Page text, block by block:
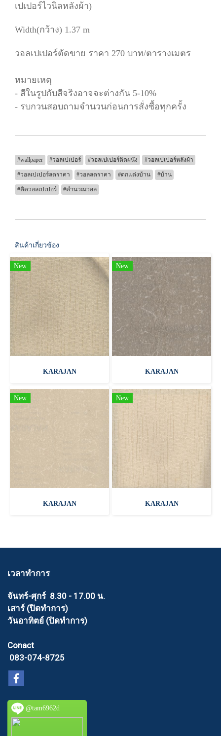
เปเปอร์ไวนิลหลังผ้า)
Width(กว้าง) 1.37 m
วอลเปเปอร์ตัดขาย ราคา 270 บาท/ตารางเมตร
หมายเหตุ
- สีในรูปกับสีจริงอาจจะต่างกัน 5-10%
- รบกวนสอบถามจำนวนก่อนการสั่งซื้อทุกครั้ง
#wallpaper #วอลเปเปอร์ #วอลเปเปอร์ติดผนัง #วอลเปเปอร์หลังผ้า
#วอลเปเปอร์ลดราคา #วอลลดราคา #ตกแต่งบ้าน #บ้าน
#ติดวอลเปเปอร์ #คำนวณวอล
สินค้าเกี่ยวข้อง
New
KARAJAN
New
KARAJAN
New
KARAJAN
New
KARAJAN
เวลาทำการ
จันทร์-ศุกร์ 8.30 - 17.00 น.
เสาร์ (ปิดทำการ)
วันอาทิตย์ (ปิดทำการ)
Conact
083-074-8725
@tam6962d